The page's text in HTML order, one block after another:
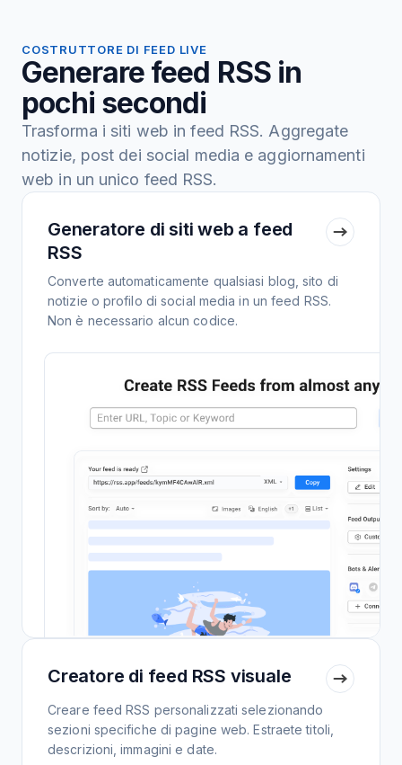
COSTRUTTORE DI FEED LIVE
Generare feed RSS in
pochi secondi
Trasforma i siti web in feed RSS. Aggregate
notizie, post dei social media e aggiornamenti
web in un unico feed RSS.
Generatore di siti web a feed
RSS
Converte automaticamente qualsiasi blog, sito di
notizie o profilo di social media in un feed RSS.
Non è necessario alcun codice.
Creatore di feed RSS visuale
Creare feed RSS personalizzati selezionando
sezioni specifiche di pagine web. Estraete titoli,
descrizioni, immagini e date.